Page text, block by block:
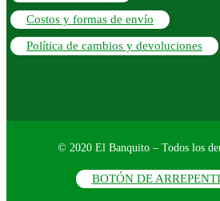
Costos y formas de envío
Política de cambios y devoluciones
© 2020 El Banquito – Todos los
BOTÓN DE